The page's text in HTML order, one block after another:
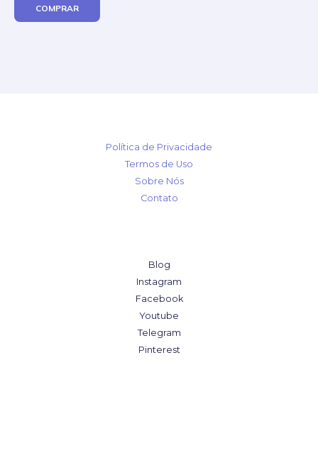
COMPRAR
Política de Privacidade
Termos de Uso
Sobre Nós
Contato
Blog
Instagram
Facebook
Youtube
Telegram
Pinterest